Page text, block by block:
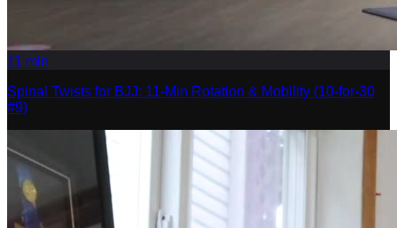
11 min
Spinal Twists for BJJ: 11-Min Rotation & Mobility (10-for-30
#9)